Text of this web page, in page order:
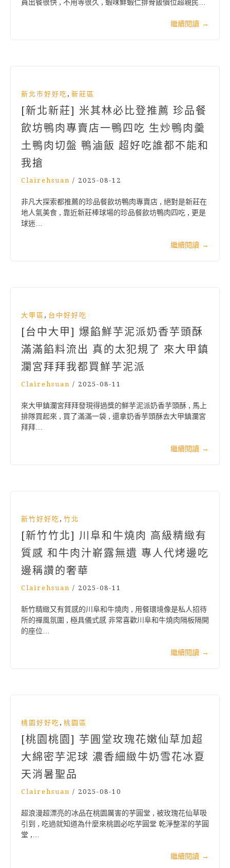
員出餐很快 , 不用等很久 , 蝦味鮮蝦仁排骨飯價位超親民…
繼續閱讀 →
新北市好好吃 , 新莊區
[新北新莊] 米其林必比登推薦 珍品餐
飲坊鴨肉專賣店一鴨四吃 生炒鴨肉羹
土鴨肉切盤 鴨滷飯 超好吃誰都不能和
我搶
Clairehsuan / 2025-08-12
非凡大探索都推薦的珍品餐飲坊鴨肉專賣店 , 絕對是新莊在
地人氣美食 , 靠近新莊棒球場的珍品餐飲坊鴨肉四吃 , 更是
球迷…
繼續閱讀 →
大甲區 , 台中好好吃
[台中大甲] 爆餡鮮芋泥派奶香芋頭酥
滿滿餡料流出 真的太犯規了 來大甲鎮
瀾宮拜拜我都買鮮芋泥派
Clairehsuan / 2025-08-11
來大甲鎮瀾宮拜拜發現得過獎的鮮芋泥派奶香芋頭酥 , 馬上
排隊買起來 , 買了滿滿一袋 , 還拿奶香芋頭酥去大甲鎮瀾宮
拜拜…
繼續閱讀 →
新竹好好吃 , 竹北
[新竹竹北] 川阜和牛燒肉 高級精緻有
質感 和牛肉汁嶄露無遺 專人代烤邊吃
邊稱讚的奢華
Clairehsuan / 2025-08-11
新竹精緻又有質感的川阜和牛燒肉 , 用餐環境像是私人招待
所的禪風氛圍 , 極具儀式感 非常喜歡川阜和牛燒肉隔板隔開
的座位…
繼續閱讀 →
桃園好好吃 , 桃園區
[桃園桃園] 芋圓堂玫瑰花嫩仙草加超
大綿密芋泥球 濃香細緻牛奶雪花冰夏
天消暑聖品
Clairehsuan / 2025-08-10
超浪漫超漂亮的冰品在桃園厲害的芋圓堂 , 被玫瑰花仙草吸
引到 , 吃過就知道為什麼來桃園必吃芋圓堂 乾淨整潔的芋圓
堂 ,…
繼續閱讀 →